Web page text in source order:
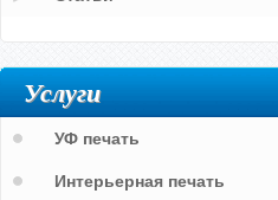
Услуги
УФ печать
Интерьерная печать